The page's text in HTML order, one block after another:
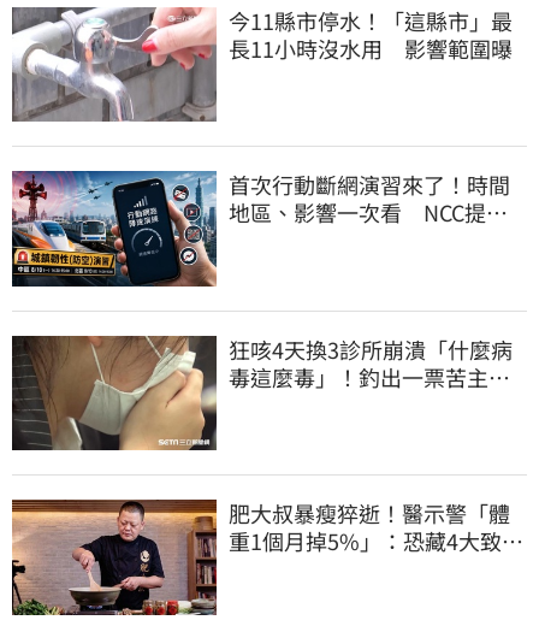
今11縣市停水！「這縣市」最
長11小時沒水用 影響範圍曝
首次行動斷網演習來了！時間
地區、影響一次看 NCC提醒
狂咳4天換3診所崩潰「什麼病
毒這麼毒」！釣出一票苦主：
肥大叔暴瘦猝逝！醫示警「體
重1個月掉5%」：恐藏4大致命